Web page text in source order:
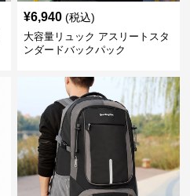
¥6,940 (税込)
大容量リュック アスリートスタ
ンダードバックパック